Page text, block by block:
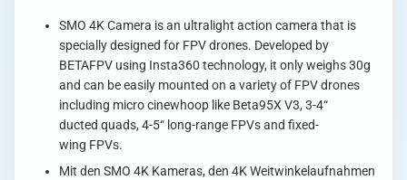
SMO 4K Camera is an ultralight action camera that is
specially designed for FPV drones. Developed by
BETAFPV using Insta360 technology, it only weighs 30g
and can be easily mounted on a variety of FPV drones
including micro cinewhoop like Beta95X V3, 3-4“
ducted quads, 4-5“ long-range FPVs and fixed-
wing FPVs.
Mit den SMO 4K Kameras, den 4K Weitwinkelaufnahmen